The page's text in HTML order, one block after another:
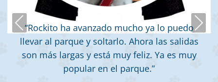
“Rockito ha avanzado mucho ya lo puedo
llevar al parque y soltarlo. Ahora las salidas
son más largas y está muy feliz. Ya es muy
popular en el parque.”
Previous Next